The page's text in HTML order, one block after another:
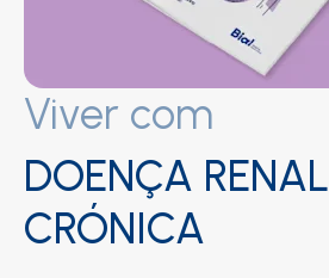
Viver com
DOENÇA RENAL
CRÓNICA